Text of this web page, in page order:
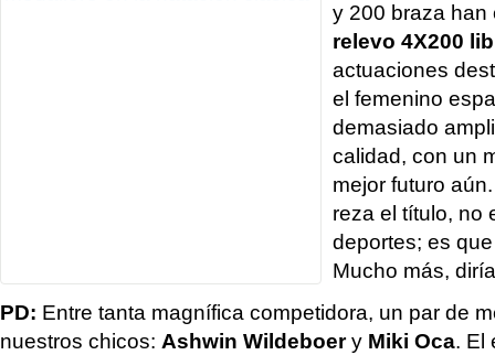
y 200 braza han
relevo 4X200
actuaciones
el femenino
demasiado
calidad, con un
mejor futuro
reza el título, no
deportes; es
Mucho más,
PD: Entre tanta magnífica competidora, un par de
nuestros chicos: Ashwin Wildeboery Miki Oca. El